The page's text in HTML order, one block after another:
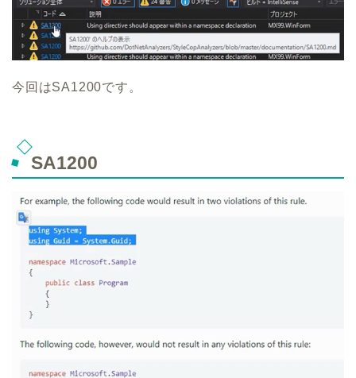
今回はSA1200です。
SA1200